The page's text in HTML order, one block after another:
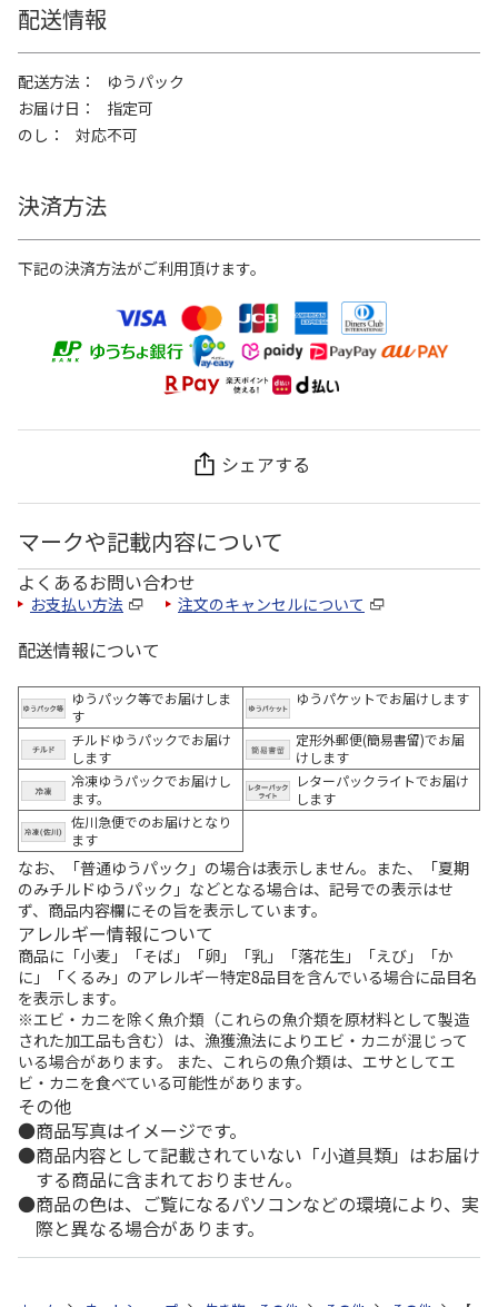
配送情報
配送方法
ゆうパック
お届け日
指定可
のし
対応不可
決済方法
下記の決済方法がご利用頂けます。
シェアする
マークや記載内容について
よくあるお問い合わせ
お支払い方法 注文のキャンセルについて
配送情報について
ゆうパック等でお届けしま
す
ゆうパケットでお届けします
チルドゆうパックでお届け
します
定形外郵便(簡易書留)でお届
けします
冷凍ゆうパックでお届けし
ます。
レターパックライトでお届け
します
佐川急便でのお届けとなり
ます
なお、「普通ゆうパック」の場合は表示しません。また、「夏期
のみチルドゆうパック」などとなる場合は、記号での表示はせ
ず、商品内容欄にその旨を表示しています。
アレルギー情報について
商品に「小麦」「そば」「卵」「乳」「落花生」「えび」「か
に」「くるみ」のアレルギー特定8品目を含んでいる場合に品目名
を表示します。
※エビ・カニを除く魚介類（これらの魚介類を原材料として製造
された加工品も含む）は、漁獲漁法によりエビ・カニが混じって
いる場合があります。 また、これらの魚介類は、エサとしてエ
ビ・カニを食べている可能性があります。
その他
商品写真はイメージです。
商品内容として記載されていない「小道具類」はお届け
する商品に含まれておりません。
商品の色は、ご覧になるパソコンなどの環境により、実
際と異なる場合があります。